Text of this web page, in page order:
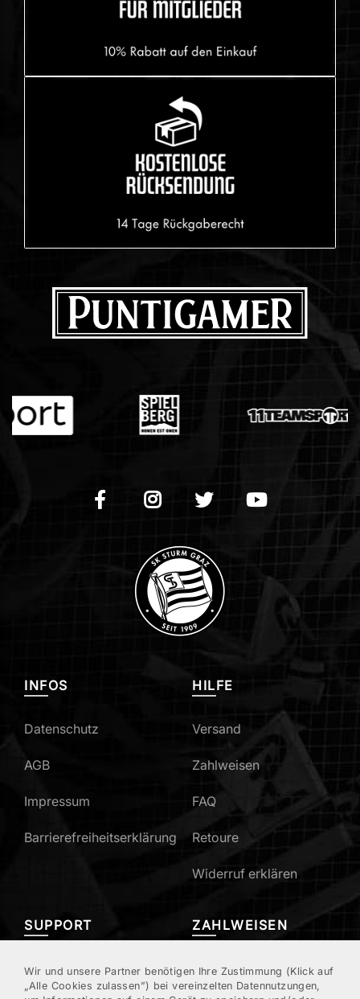
INFOS
Datenschutz
AGB
Impressum
Barrierefreiheitserklärung
HILFE
Versand
Zahlweisen
FAQ
Retoure
Widerruf erklären
SUPPORT
Mein Konto
ZAHLWEISEN
Wir und unsere Partner benötigen Ihre Zustimmung (Klick auf
„Alle Cookies zulassen”) bei vereinzelten Datennutzungen,